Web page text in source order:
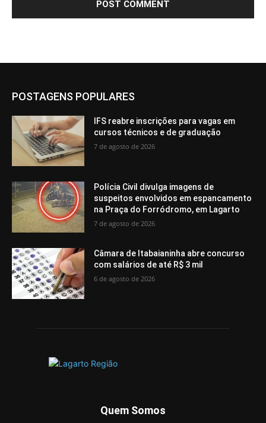
POSTAGENS POPULARES
IFS reabre inscrições para vagas em
cursos técnicos e de graduação
7 de agosto de 2026
Polícia Civil divulga imagens de
suspeitos envolvidos em espancamento
na Praça do Forródromo, em Lagarto
7 de agosto de 2026
Câmara de Itabaianinha abre concurso
com salários de até R$ 3 mil
6 de agosto de 2026
Quem Somos